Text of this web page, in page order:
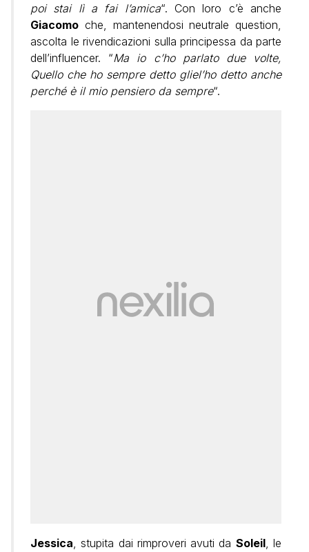
poi stai lì a fai l’amica“. Con loro c’è anche
Giacomo che, mantenendosi neutrale question,
ascolta le rivendicazioni sulla principessa da parte
dell’influencer. “Ma io c’ho parlato due volte,
Quello che ho sempre detto gliel’ho detto anche
perché è il mio pensiero da sempre“.
Jessica, stupita dai rimproveri avuti da Soleil, le